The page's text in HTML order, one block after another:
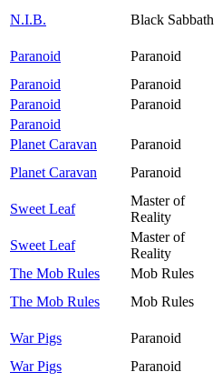
N.I.B.
Black Sabbath
Paranoid
Paranoid
Paranoid
Paranoid
Paranoid
Paranoid
Paranoid
Planet Caravan
Paranoid
Planet Caravan
Paranoid
Sweet Leaf
Master of
Reality
Sweet Leaf
Master of
Reality
The Mob Rules
Mob Rules
The Mob Rules
Mob Rules
War Pigs
Paranoid
War Pigs
Paranoid